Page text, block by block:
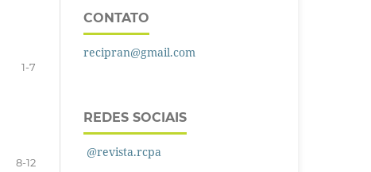
1-7
8-12
CONTATO
recipran@gmail.com
REDES SOCIAIS
@revista.rcpa